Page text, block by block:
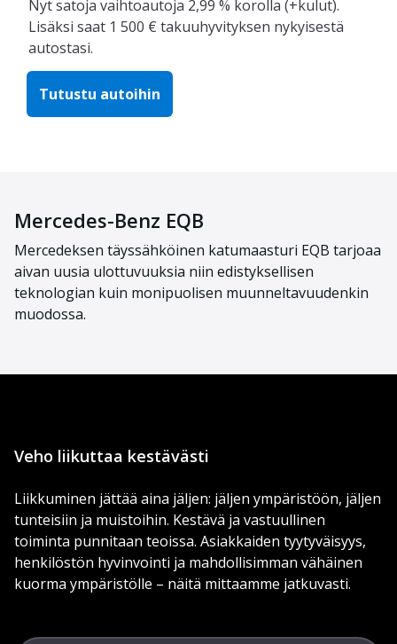
Nyt satoja vaihtoautoja 2,99 % korolla (+kulut).
Lisäksi saat 1 500 € takuuhyvityksen nykyisestä
autostasi.
Tutustu autoihin
Mercedes-Benz EQB
Mercedeksen täyssähköinen katumaasturi EQB tarjoaa
aivan uusia ulottuvuuksia niin edistyksellisen
teknologian kuin monipuolisen muunneltavuudenkin
muodossa.
Veho liikuttaa kestävästi
Liikkuminen jättää aina jäljen: jäljen ympäristöön, jäljen
tunteisiin ja muistoihin. Kestävä ja vastuullinen
toiminta punnitaan teoissa. Asiakkaiden tyytyväisyys,
henkilöstön hyvinvointi ja mahdollisimman vähäinen
kuorma ympäristölle – näitä mittaamme jatkuvasti.